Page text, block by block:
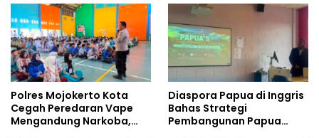
Polres Mojokerto Kota
Cegah Peredaran Vape
Mengandung Narkoba,
Diaspora Papua di Inggris
Bahas Strategi
Pembangunan Papua